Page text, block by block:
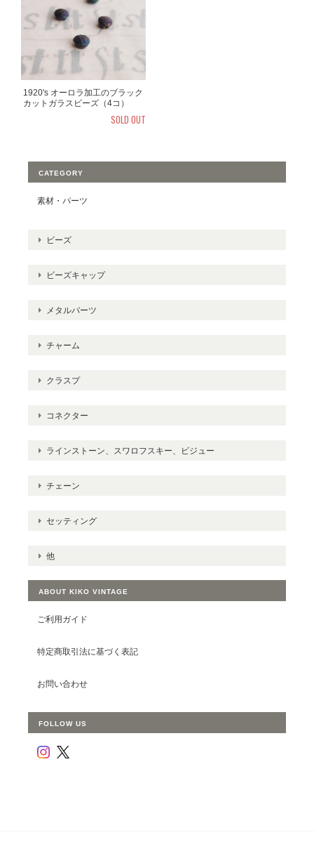
1920's オーロラ加工のブラック
カットガラスビーズ（4コ）
SOLD OUT
CATEGORY
素材・パーツ
ビーズ
ビーズキャップ
メタルパーツ
チャーム
クラスプ
コネクター
ラインストーン、スワロフスキー、ビジュー
チェーン
セッティング
他
ABOUT KIKO VINTAGE
ご利用ガイド
特定商取引法に基づく表記
お問い合わせ
FOLLOW US